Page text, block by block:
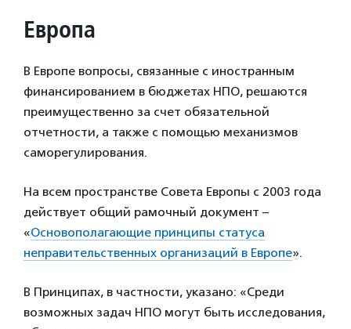
Европа
В Европе вопросы, связанные с иностранным
финансированием в бюджетах НПО, решаются
преимущественно за счет обязательной
отчетности, а также с помощью механизмов
саморегулирования.
На всем пространстве Совета Европы с 2003 года
действует общий рамочный документ –
«Основополагающие принципы статуса
неправительственных организаций в Европе».
В Принципах, в частности, указано: «Среди
возможных задач НПО могут быть исследования,